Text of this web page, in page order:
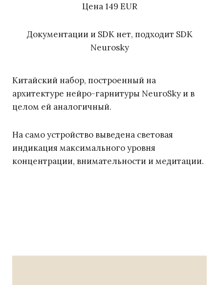
Цена 149 EUR
Документации и SDK нет, подходит SDK
Neurosky
Китайский набор, построенный на
архитектуре нейро-гарнитуры NeuroSky и в
целом ей аналогичный.
На само устройство выведена световая
индикация максимального уровня
концентрации, внимательности и медитации.